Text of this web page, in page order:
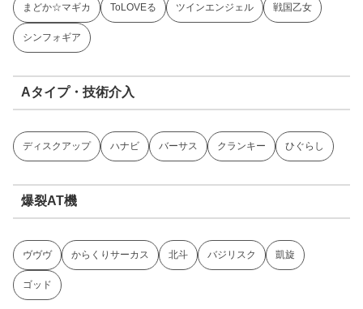
まどか☆マギカ ToLOVEる ツインエンジェル 戦国乙女
シンフォギア
Aタイプ・技術介入
ディスクアップ ハナビ バーサス クランキー ひぐらし
爆裂AT機
ヴヴヴ からくりサーカス 北斗 バジリスク 凱旋
ゴッド